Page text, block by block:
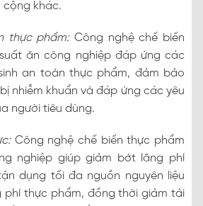
cộng khác.
thực phẩm:Công nghệ chế biến
ăn công nghiệp đáp ứng các
an toàn thực phẩm, đảm bảo
nhiễm khuẩn và đáp ứng các yêu
người tiêu dùng.
Công nghệ chế biến thực phẩm
nghiệp giúp giảm bớt lãng phí
dụng tối đa nguồn nguyên liệu
phí thực phẩm, đồng thời giảm tải